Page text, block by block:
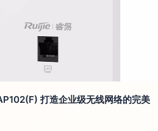
打造企业级无线网络的完美